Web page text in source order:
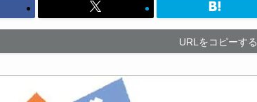
URLをコピーする